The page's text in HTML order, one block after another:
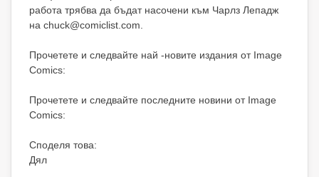
работа трябва да бъдат насочени към Чарлз Лепадж
на chuck@comiclist.com.
Прочетете и следвайте най -новите издания от Image
Comics:
Прочетете и следвайте последните новини от Image
Comics:
Споделя това:
Дял